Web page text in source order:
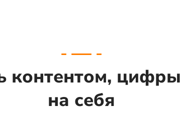
контентом,
на себя